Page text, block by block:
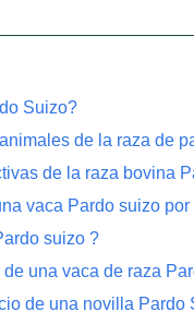
Suizo?
de la raza de
de la raza bovina
vaca Pardo suizo
suizo ?
una vaca de raza
de una novilla Pardo